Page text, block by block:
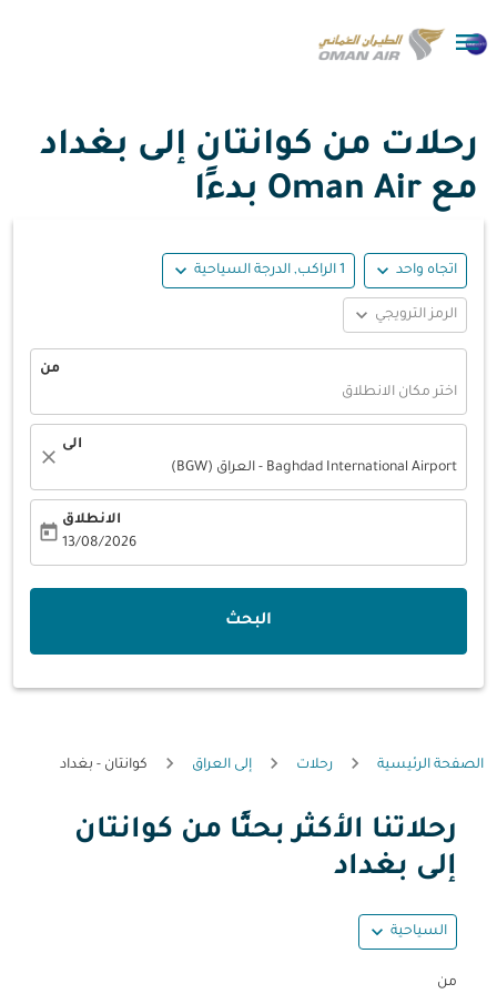

رحلات من كوانتان إلى بغداد
مع Oman Air بدءًا
اتجاه واحد expand_more 1 الراكب, الدرجة السياحية expand_more
الرمز الترويجي expand_more
من
اختر مكان الانطلاق
الى
Baghdad International Airport - العراق (BGW)
close
الانطلاق
13/08/2026
today
البحث
الصفحة الرئيسية رحلات إلى العراق كوانتان - بغداد
رحلاتنا الأكثر بحثًا من كوانتان
إلى بغداد
السياحية expand_more
من
حاول تحديث الرحلة (مغادرة و/أو وجهة) أو التفاعل مع